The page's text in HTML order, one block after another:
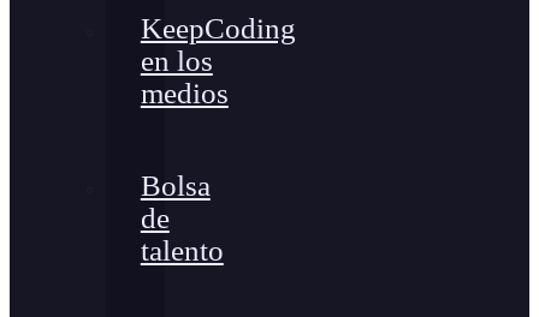
KeepCoding
en los
medios
Bolsa
de
talento